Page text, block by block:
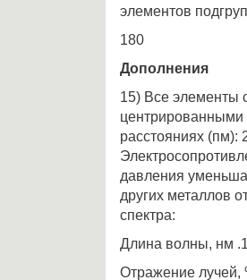
элементов
180
Дополнения
15) Все элементы
расстояниях (пм):
давления
других металлов
спектра:
Длина волны, нм
Отражение лучей,